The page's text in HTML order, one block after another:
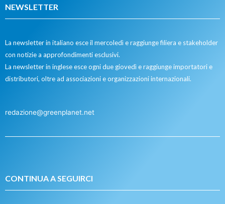
NEWSLETTER
La newsletter in italiano esce il mercoledì e raggiunge filiera e stakeholder
con notizie a approfondimenti esclusivi.
La newsletter in inglese esce ogni due giovedì e raggiunge importatori e
distributori, oltre ad associazioni e organizzazioni internazionali.
redazione@greenplanet.net
CONTINUA A SEGUIRCI